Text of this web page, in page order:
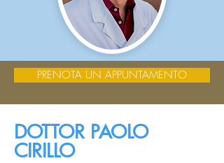
PRENOTA UN APPUNTAMENTO
DOTTOR PAOLO
CIRILLO